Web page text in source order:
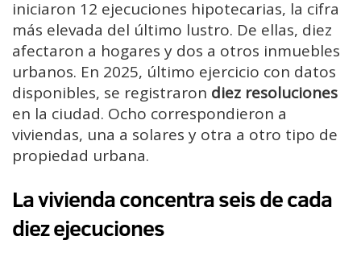
iniciaron 12 ejecuciones hipotecarias, la cifra
más elevada del último lustro. De ellas, diez
afectaron a hogares y dos a otros inmuebles
urbanos. En 2025, último ejercicio con datos
disponibles, se registraron diez resoluciones
en la ciudad. Ocho correspondieron a
viviendas, una a solares y otra a otro tipo de
propiedad urbana.
La vivienda concentra seis de cada
diez ejecuciones